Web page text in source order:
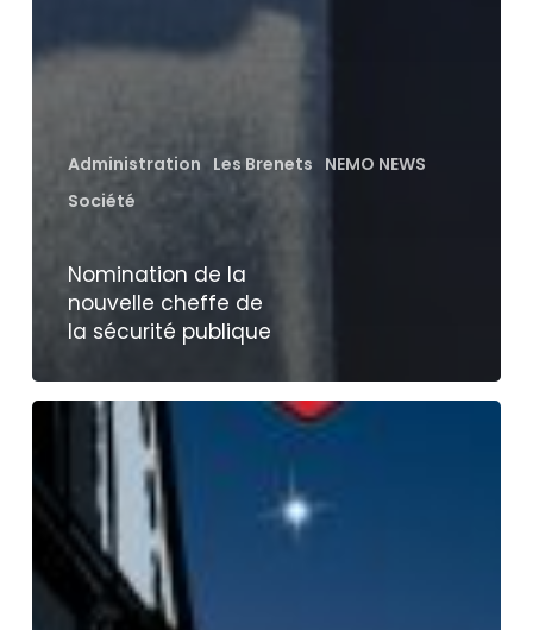
Administration Les Brenets NEMO NEWS
Société
Nomination de la
nouvelle cheffe de
la sécurité publique
Le
capitale
mondiale
St-
Valentin